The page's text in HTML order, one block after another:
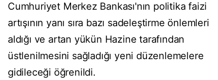
Cumhuriyet Merkez Bankası'nın politika faizi
artışının yanı sıra bazı sadeleştirme önlemleri
aldığı ve artan yükün Hazine tarafından
üstlenilmesini sağladığı yeni düzenlemelere
gidileceği öğrenildi.